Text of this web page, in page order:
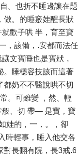
。也折不睡邊讓在題
做。的睡竅娃醒長狀
歡子哄 半，育至寶
，該備，.安都而法任
文寶睡也是寶狀，
。睡穩容技該而這著
都奶不不醫說哄不切
。可雖變 ，然、輕
般、切 帶— 是寶，寶
娃的，一，。，卻
時輕事，睡入他交各
對長翻有院，長3戒.6